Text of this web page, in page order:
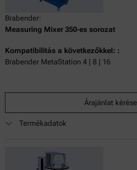
Brabender:
Measuring Mixer 350-es sorozat
Kompatibilitás a következőkkel: :
Brabender MetaStation 4 | 8 | 16
Árajánlat kérése
Termékadatok